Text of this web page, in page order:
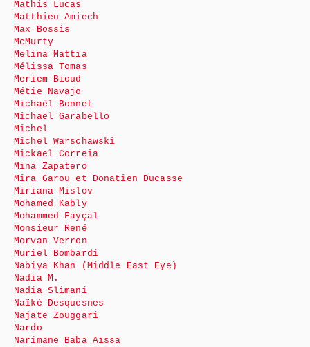
Mathis Lucas
Matthieu Amiech
Max Bossis
McMurty
Melina Mattia
Mélissa Tomas
Meriem Bioud
Métie Navajo
Michaël Bonnet
Michael Garabello
Michel
Michel Warschawski
Mickael Correia
Mina Zapatero
Mira Garou et Donatien Ducasse
Miriana Mislov
Mohamed Kably
Mohammed Fayçal
Monsieur René
Morvan Verron
Muriel Bombardi
Nabiya Khan (Middle East Eye)
Nadia M.
Nadia Slimani
Naïké Desquesnes
Najate Zouggari
Nardo
Narimane Baba Aïssa